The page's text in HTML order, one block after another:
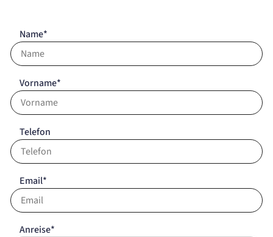
Name*
Vorname*
Telefon
Email*
Anreise*